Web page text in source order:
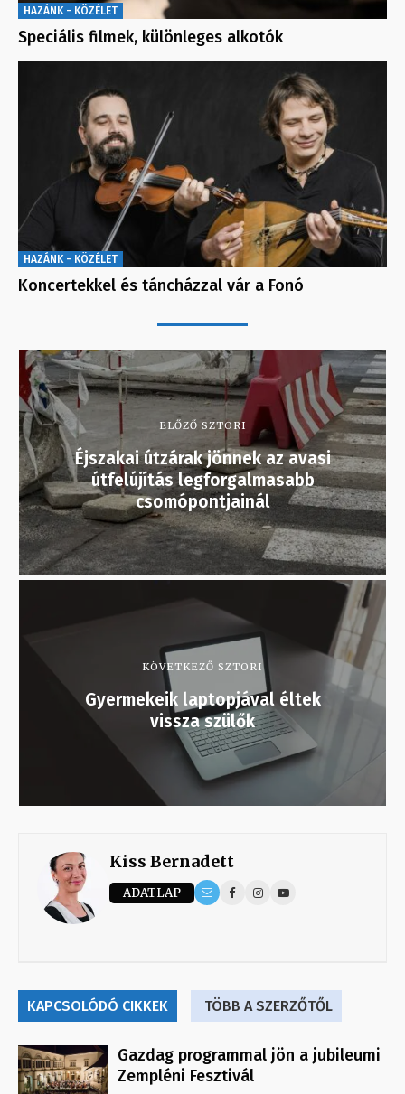
HAZÁNK - KÖZÉLET
Speciális filmek, különleges alkotók
HAZÁNK - KÖZÉLET
Koncertekkel és táncházzal vár a Fonó
ELŐZŐ SZTORI
Éjszakai útzárak jönnek az avasi
útfelújítás legforgalmasabb
csomópontjainál
KÖVETKEZŐ SZTORI
Gyermekeik laptopjával éltek
vissza szülők
Kiss Bernadett
ADATLAP
KAPCSOLÓDÓ CIKKEK TÖBB A SZERZŐTŐL
Gazdag programmal jön a jubileumi
Zempléni Fesztivál